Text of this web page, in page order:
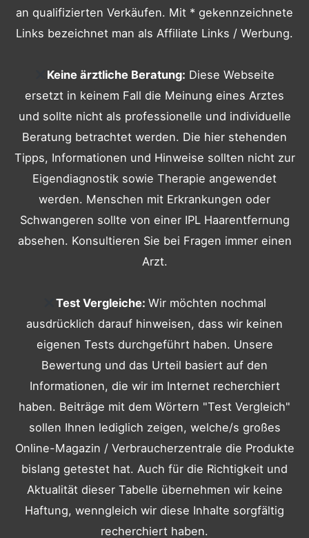
an qualifizierten Verkäufen. Mit * gekennzeichnete
Links bezeichnet man als Affiliate Links / Werbung.
Keine ärztliche Beratung: Diese Webseite
ersetzt in keinem Fall die Meinung eines Arztes
und sollte nicht als professionelle und individuelle
Beratung betrachtet werden. Die hier stehenden
Tipps, Informationen und Hinweise sollten nicht zur
Eigendiagnostik sowie Therapie angewendet
werden. Menschen mit Erkrankungen oder
Schwangeren sollte von einer IPL Haarentfernung
absehen. Konsultieren Sie bei Fragen immer einen
Arzt.
Test Vergleiche: Wir möchten nochmal
ausdrücklich darauf hinweisen, dass wir keinen
eigenen Tests durchgeführt haben. Unsere
Bewertung und das Urteil basiert auf den
Informationen, die wir im Internet recherchiert
haben. Beiträge mit dem Wörtern "Test Vergleich"
sollen Ihnen lediglich zeigen, welche/s großes
Online-Magazin / Verbraucherzentrale die Produkte
bislang getestet hat. Auch für die Richtigkeit und
Aktualität dieser Tabelle übernehmen wir keine
Haftung, wenngleich wir diese Inhalte sorgfältig
recherchiert haben.